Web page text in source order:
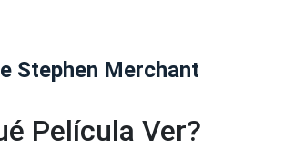
Stephen Merchant
Película Ver?